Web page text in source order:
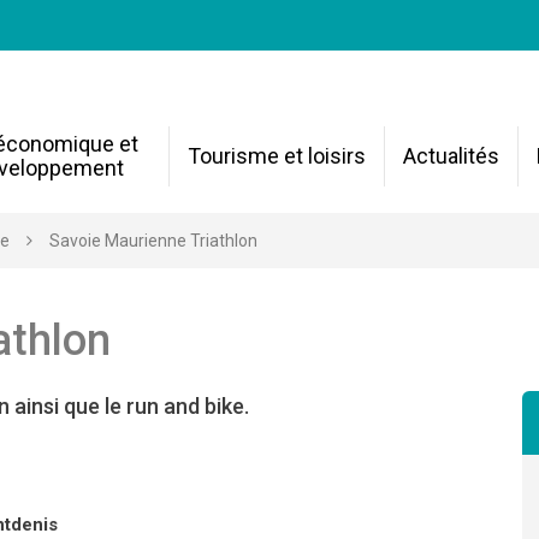
et
Tourisme et loisirs Actualités
Savoie Maurienne Triathlon
que le run and bike.